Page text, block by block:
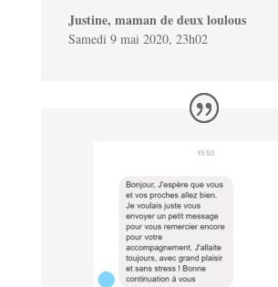
Justine, maman de deux loulous
Samedi 9 mai 2020, 23h02